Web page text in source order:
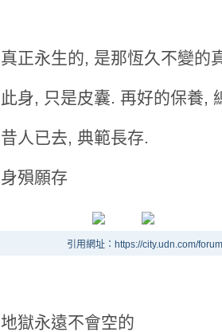
真正永生的, 是那恆久不變的
此身, 只是皮囊. 再好的保養,
昔人已去, 典範長存.
身殞願存
引用網址：https://city.udn.com/
地獄永遠不會空的